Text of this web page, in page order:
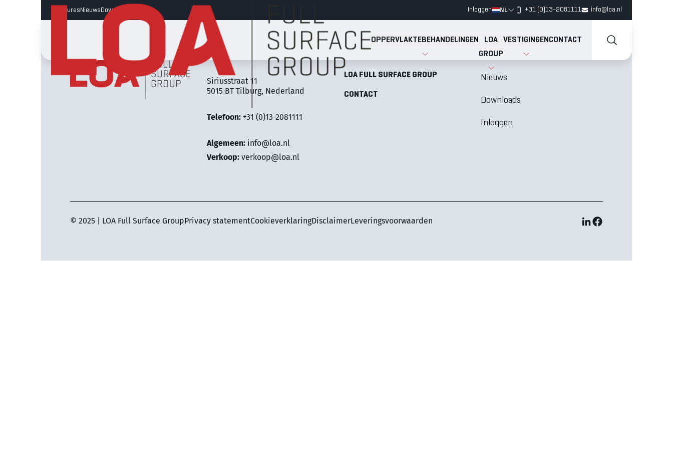
Vacatures Nieuws Downloads Inloggen NL +31 (0)13-2081111 info@loa.nl
OPPERVLAKTEBEHANDELINGEN
LOA
GROUP
VESTIGINGEN CONTACT
LOA Full Surface Group
Siriusstraat 11
5015 BT Tilburg, Nederland
Telefoon: +31 (0)13-2081111
Algemeen: info@loa.nl
Verkoop:verkoop@loa.nl
OPPERVLAKTEBEHANDELINGEN
LOA FULL SURFACE GROUP
CONTACT
Vacatures
Nieuws
Downloads
Inloggen
© 2025 | LOA Full Surface GroupPrivacy statementCookieverklaringDisclaimerLeveringsvoorwaarden